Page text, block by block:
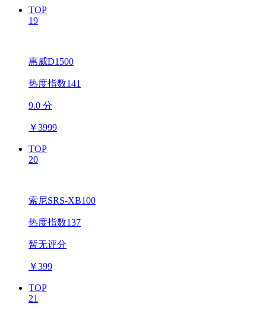
TOP
19
惠威D1500
热度指数141
9.0 分
￥3999
TOP
20
索尼SRS-XB100
热度指数137
暂无评分
￥399
TOP
21